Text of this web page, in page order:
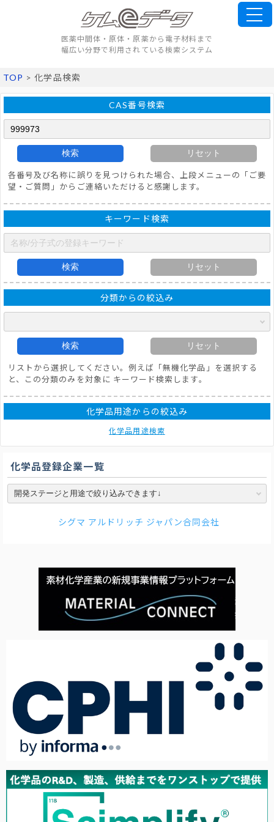
医薬中間体・原体・原薬から電子材料まで
幅広い分野で利用されている検索システム
TOP > 化学品検索
CAS番号検索
検索 リセット
各番号及び名称に誤りを見つけられた場合、上段メニューの「ご要
望・ご質問」からご連絡いただけると感謝します。
キーワード検索
検索 リセット
分類からの絞込み
検索 リセット
リストから選択してください。例えば「無機化学品」を選択する
と、この分類のみを対象に キーワード検索します。
化学品用途からの絞込み
化学品用途検索
化学品登録企業一覧
シグマ アルドリッチ ジャパン合同会社